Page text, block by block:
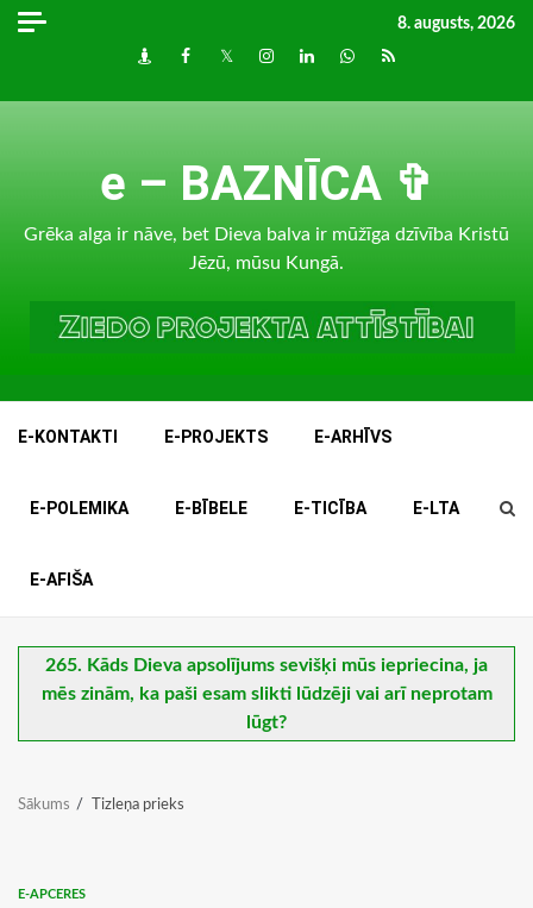
Skip
8. augusts, 2026
DraugiemFacebook
TwitterInstagram
LinkedInwhatsapp
RSS
e – BAZNĪCA ✞
Grēka alga ir nāve, bet Dieva balva ir mūžīga dzīvība Kristū
Jēzū, mūsu Kungā.
E-KONTAKTI E-PROJEKTS E-ARHĪVS
E-POLEMIKA E-BĪBELE E-TICĪBA E-LTA
E-AFIŠA
265. Kāds Dieva apsolījums sevišķi mūs iepriecina, ja
mēs zinām, ka paši esam slikti lūdzēji vai arī neprotam
lūgt?
Sākums Tizleņa prieks
E-APCERES